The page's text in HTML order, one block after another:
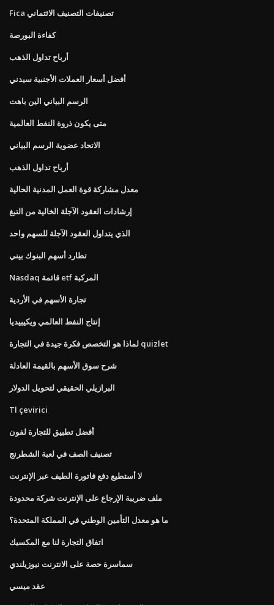
Fica تصنيفات التصنيف الائتماني
كفاءة البورصة
أرباح تداول الذهب
أفضل أسعار العملات الأجنبية سيدني
الرسم البياني الين باهت
متى يكون ذروة النفط العالمية
الاتحاد عضوية الرسم البياني
أرباح تداول الذهب
معدل مشاركة قوة العمل المدنية الحالية
إرشادات العقود الآجلة الخالية من التبغ
الذي يتداول العقود الآجلة للسهم واحد
تطارد أسهم البنوك بيني
Nasdaq قائمة etf المركبة
تجارة الأسهم في الأردية
إنتاج النفط العالمي ويكيبيديا
لماذا هو التخصص فكرة جيدة في التجارة quizlet
شرح سوق الأسهم بالقيمة العادلة
البرازيلي الحقيقي لتحويل الدولار
Tl çevirici
أفضل تطبيق للتجارة لفون
تصنيف الصف في لعبة الشطرنج
لا أستطيع دفع فاتورة الطيف عبر الإنترنت
ملف ضريبة الإرجاع على الإنترنت شركة محدودة
ما هو معدل التأمين الوطني في المملكة المتحدة؟
اتفاق التجارة لنا مع المكسيك
سماسرة حصة على الانترنت نيوزيلندي
عقد ميسي